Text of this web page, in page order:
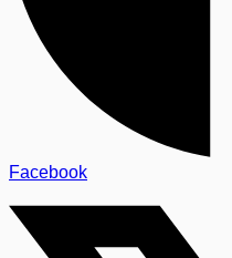
Facebook